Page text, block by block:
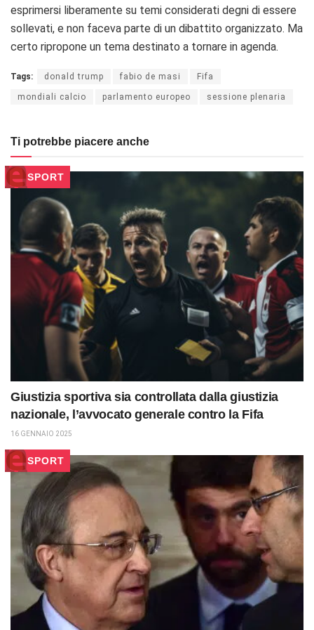
esprimersi liberamente su temi considerati degni di essere
sollevati, e non faceva parte di un dibattito organizzato. Ma
certo ripropone un tema destinato a tornare in agenda.
Tags: donald trump fabio de masi Fifa
mondiali calcio parlamento europeo sessione plenaria
Ti potrebbe piacere anche
SPORT
Giustizia sportiva sia controllata dalla giustizia
nazionale, l’avvocato generale contro la Fifa
16 GENNAIO 2025
SPORT